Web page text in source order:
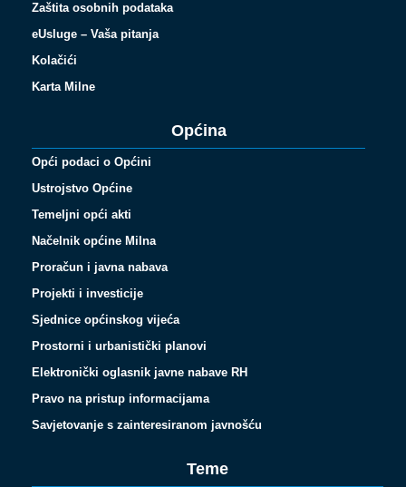
Zaštita osobnih podataka
eUsluge – Vaša pitanja
Kolačići
Karta Milne
Općina
Opći podaci o Općini
Ustrojstvo Općine
Temeljni opći akti
Načelnik općine Milna
Proračun i javna nabava
Projekti i investicije
Sjednice općinskog vijeća
Prostorni i urbanistički planovi
Elektronički oglasnik javne nabave RH
Pravo na pristup informacijama
Savjetovanje s zainteresiranom javnošću
Teme